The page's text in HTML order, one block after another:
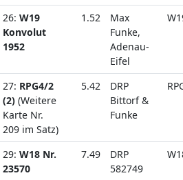
26: W19
Konvolut
1952
1.52
Max
Funke,
Adenau-
Eifel
27: RPG4/2
(2) (Weitere
Karte Nr.
209 im Satz)
5.42
DRP
Bittorf &
Funke
29: W18 Nr.
23570
7.49
DRP
582749